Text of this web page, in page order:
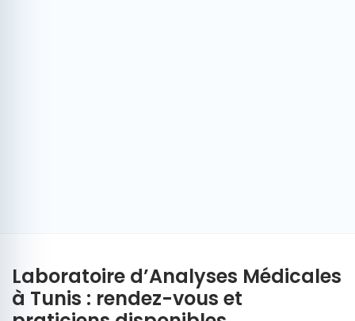
Laboratoire d’Analyses Médicales
à Tunis : rendez-vous et